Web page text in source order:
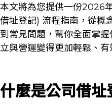
本文將為您提供一份2026
借址登記) 流程指南，從概
到常見問題，幫你全面掌
立與營運變得更加輕鬆、有
什麼是公司借